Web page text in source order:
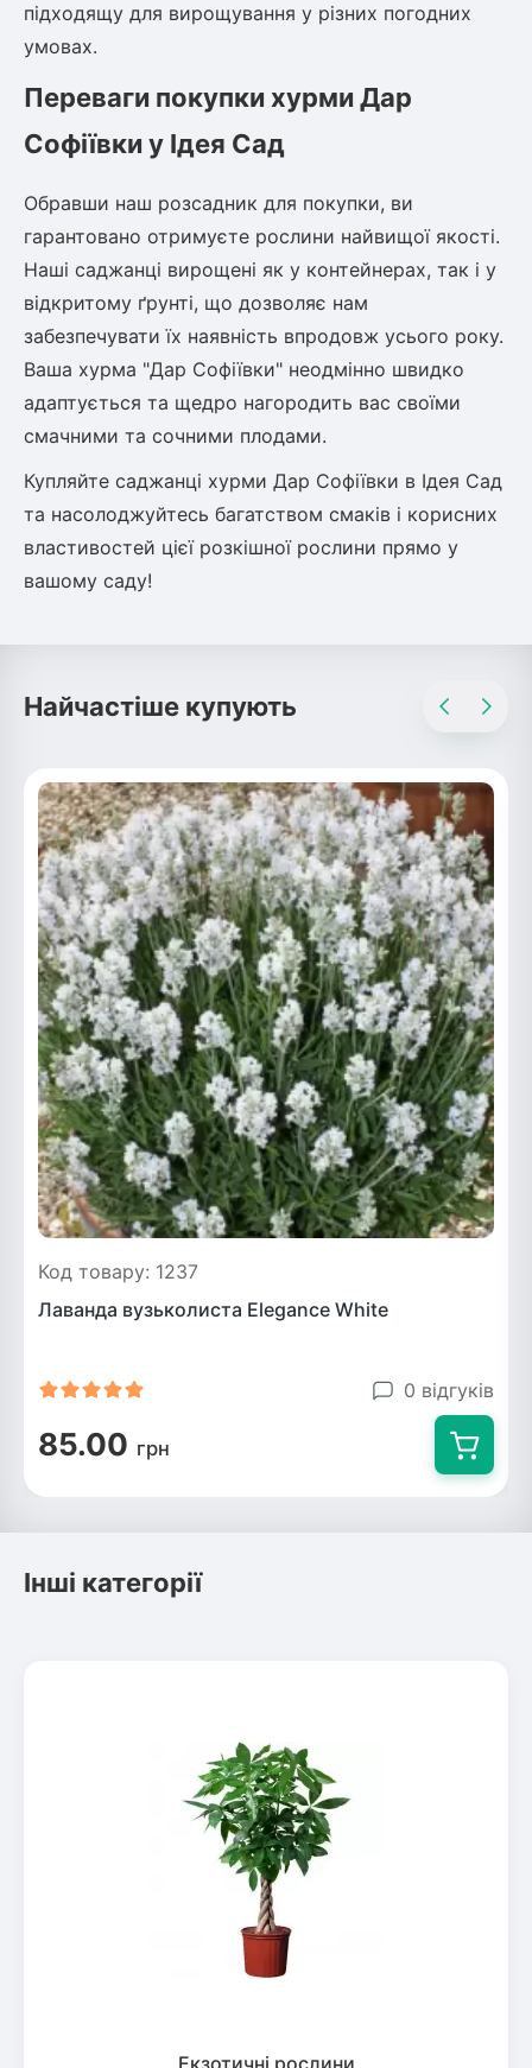
Гліцинія (Вістерія)
Плющ
підходящу для вирощування у різних погодних
умовах.
Переваги покупки хурми Дар
Софіївки у Ідея Сад
Обравши наш розсадник для покупки, ви
гарантовано отримуєте рослини найвищої якості.
Наші саджанці вирощені як у контейнерах, так і у
відкритому ґрунті, що дозволяє нам
забезпечувати їх наявність впродовж усього року.
Ваша хурма "Дар Софіївки" неодмінно швидко
адаптується та щедро нагородить вас своїми
смачними та сочними плодами.
Купляйте саджанці хурми Дар Софіївки в Ідея Сад
та насолоджуйтесь багатством смаків і корисних
властивостей цієї розкішної рослини прямо у
вашому саду!
Найчастіше купують
Код товару: 1237
Лаванда вузьколиста Elegance White
0 відгуків
85.00 грн
Інші категорії